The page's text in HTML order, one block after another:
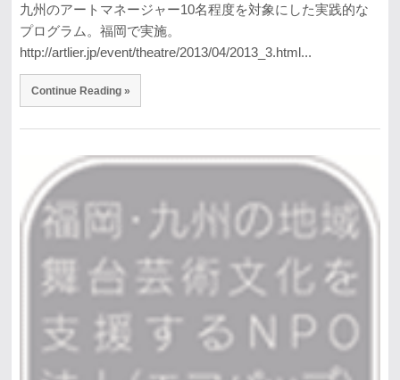
九州のアートマネージャー10名程度を対象にした実践的な
プログラム。福岡で実施。
http://artlier.jp/event/theatre/2013/04/2013_3.html...
Continue Reading »